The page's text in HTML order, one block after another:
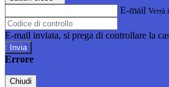
E-mail Verrà
E-mail inviata, si prega di controllare la
Errore
Chiudi